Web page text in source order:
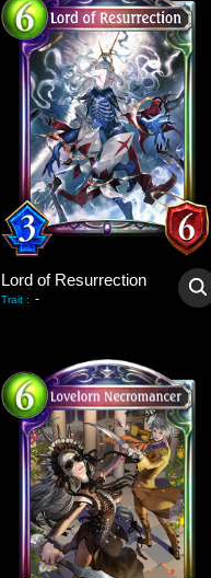
Lord of Resurrection
Trait : -